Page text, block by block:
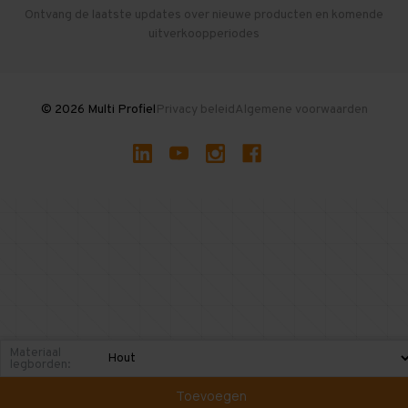
Gebruikte entresolvloeren
Ontvang de laatste updates over nieuwe producten en komende
uitverkoopperiodes
© 2026 Multi ProfielPrivacy beleidAlgemene voorwaarden
Materiaal
legborden:
Toevoegen